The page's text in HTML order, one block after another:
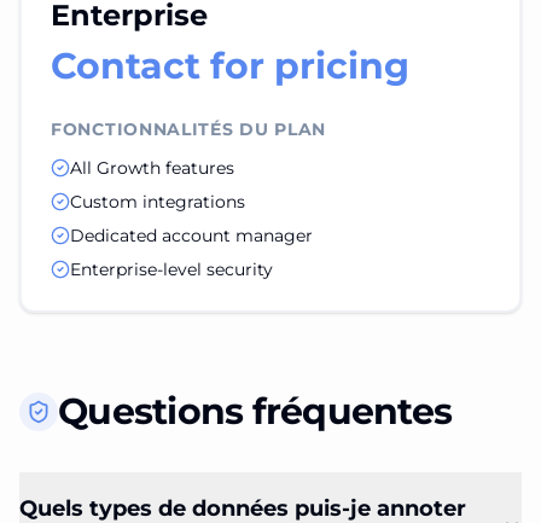
Enterprise
Contact for pricing
FONCTIONNALITÉS DU PLAN
All Growth features
Custom integrations
Dedicated account manager
Enterprise-level security
Questions fréquentes
Quels types de données puis-je annoter